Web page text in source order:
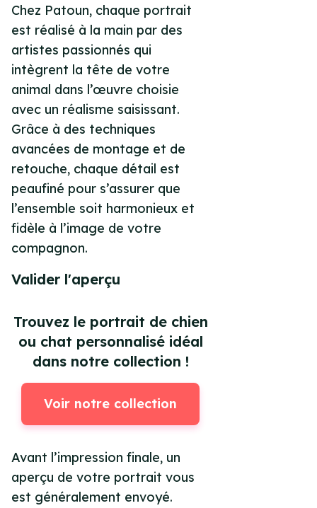
Chez Patoun, chaque portrait
est réalisé à la main par des
artistes passionnés qui
intègrent la tête de votre
animal dans l’œuvre choisie
avec un réalisme saisissant.
Grâce à des techniques
avancées de montage et de
retouche, chaque détail est
peaufiné pour s’assurer que
l’ensemble soit harmonieux et
fidèle à l’image de votre
compagnon.
Valider l'aperçu
Trouvez le portrait de chien
ou chat personnalisé idéal
dans notre collection !
Voir notre collection
Avant l’impression finale, un
aperçu de votre portrait vous
est généralement envoyé.